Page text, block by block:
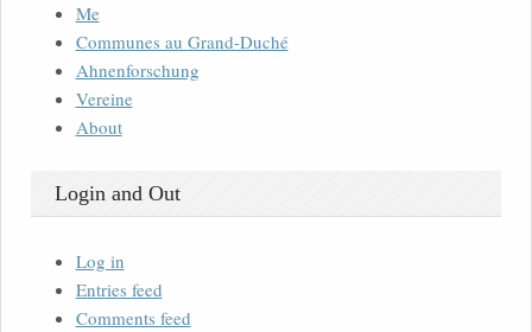
Me
Communes au Grand-Duché
Ahnenforschung
Vereine
About
Login and Out
Log in
Entries feed
Comments feed